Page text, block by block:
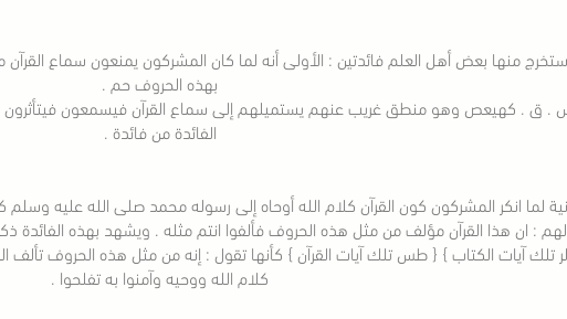
منها بعض أهل العلم فائدتين : الأولى أنه لما كان المشركون يمنعون سماع
بهذه الحروف حم .
ق . كهيعص وهو منطق غريب عنهم يستميلهم إلى سماع القرآن فيسمعون
الفائدة من فائدة .
لما انكر المشركون كون القرآن كلام الله أوحاه إلى رسوله محمد صلى الله عليه
: ان هذا القرآن مؤلف من مثل هذه الحروف فألفوا انتم مثله . ويشهد بهذه الفائدة
تلك آيات الكتاب } { طس تلك آيات القرآن } كأنها تقول : إنه من مثل هذه الحروف تألف
كلام الله ووحيه وآمنوا به تفلحوا .